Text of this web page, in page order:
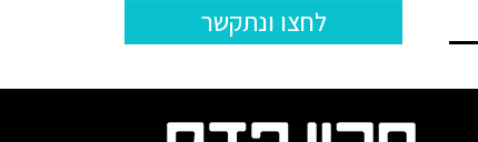
לחצו ונתקשר